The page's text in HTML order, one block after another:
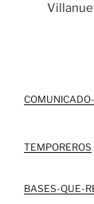
TEMPOREROS
BASES-QUE-